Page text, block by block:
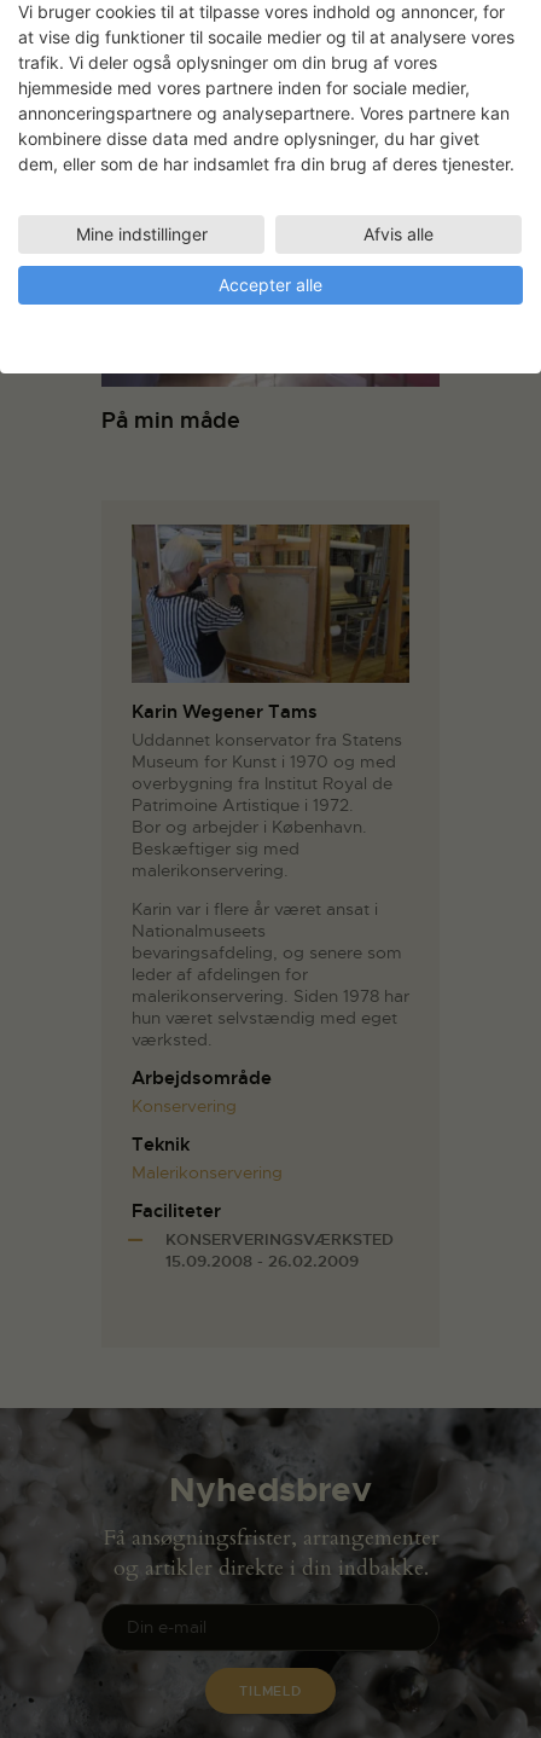
Mille Ahrenkiel & Lea Porsager:
Vævede hynder til knæfald –
Kirken i Ørestad
På min måde
Karin Wegener Tams
Uddannet konservator fra Statens
Museum for Kunst i 1970 og med
overbygning fra Institut Royal de
Patrimoine Artistique i 1972.
Bor og arbejder i København.
Beskæftiger sig med
malerikonservering.
Karin var i flere år været ansat i
Nationalmuseets
bevaringsafdeling, og senere som
leder af afdelingen for
malerikonservering. Siden 1978 har
hun været selvstændig med eget
værksted.
Arbejdsområde
Konservering
Teknik
Malerikonservering
Faciliteter
KONSERVERINGSVÆRKSTED
15.09.2008 - 26.02.2009
Nyhedsbrev
Få ansøgningsfrister, arrangementer
og artikler direkte i din indbakke.
Vi bruger cookies til at tilpasse vores indhold og annoncer, for
at vise dig funktioner til socaile medier og til at analysere vores
trafik. Vi deler også oplysninger om din brug af vores
hjemmeside med vores partnere inden for sociale medier,
annonceringspartnere og analysepartnere. Vores partnere kan
kombinere disse data med andre oplysninger, du har givet
dem, eller som de har indsamlet fra din brug af deres tjenester.
Mine indstillinger Afvis alle
Accepter alle